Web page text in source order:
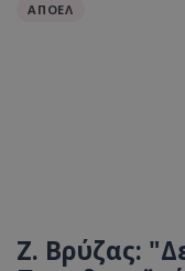
ΑΠΟΕΛ
Ζ. Βρύζας: